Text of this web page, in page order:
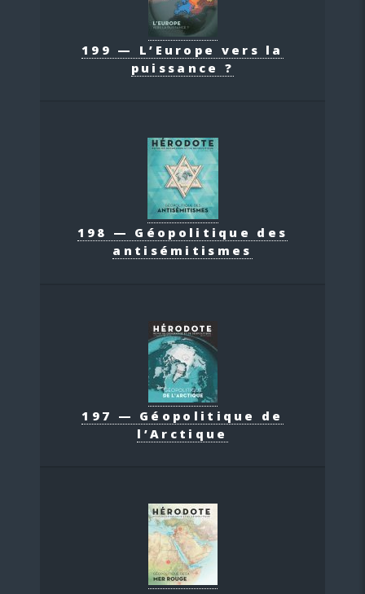
199 — L’Europe vers la
puissance ?
198 — Géopolitique des
antisémitismes
197 — Géopolitique de
l’Arctique